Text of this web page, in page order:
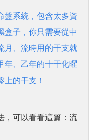
盤系統，包含太多資
盒子，你只需要從中
月、流時用的干支就
年、乙年的十干化曜
的干支！
可以看看這篇： 流